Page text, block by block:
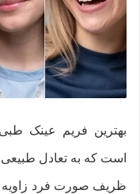
بهترین فریم عینک
است که به تعادل
ظریف صورت فرد زاویه